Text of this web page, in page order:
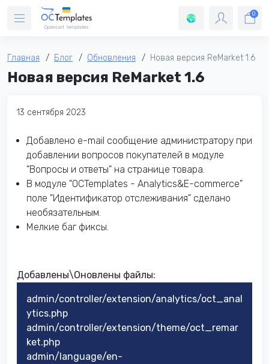
0
Главная Блог Обновления Новая версия ReMarket 1.6
Новая версия ReMarket 1.6
13 сентября 2023
Добавлено e-mail сообщение администратору при
добавлении вопросов покупателей в модуле
"Вопросы и ответы" на странице товара.
В модуле "OCTemplates - Analytics&E-commerce"
поле "Идентификатор отслеживания" сделано
необязательным.
Мелкие баг фиксы.
Добавлены\Оновлены файлы:​
admin/controller/extension/analytics/oct_anal
ytics.php
admin/controller/extension/theme/oct_remar
ket.php
admin/language/en-